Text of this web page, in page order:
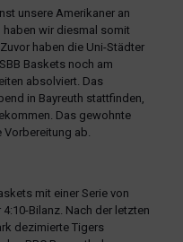
unsere Amerikaner an
haben wir diesmal somit
haben die Uni-Städter
Baskets noch am
absolviert. Das
in Bayreuth stattfinden,
Das gewohnte
ab.
mit einer Serie von
Bilanz. Nach der letzten
dezimierte Tigers